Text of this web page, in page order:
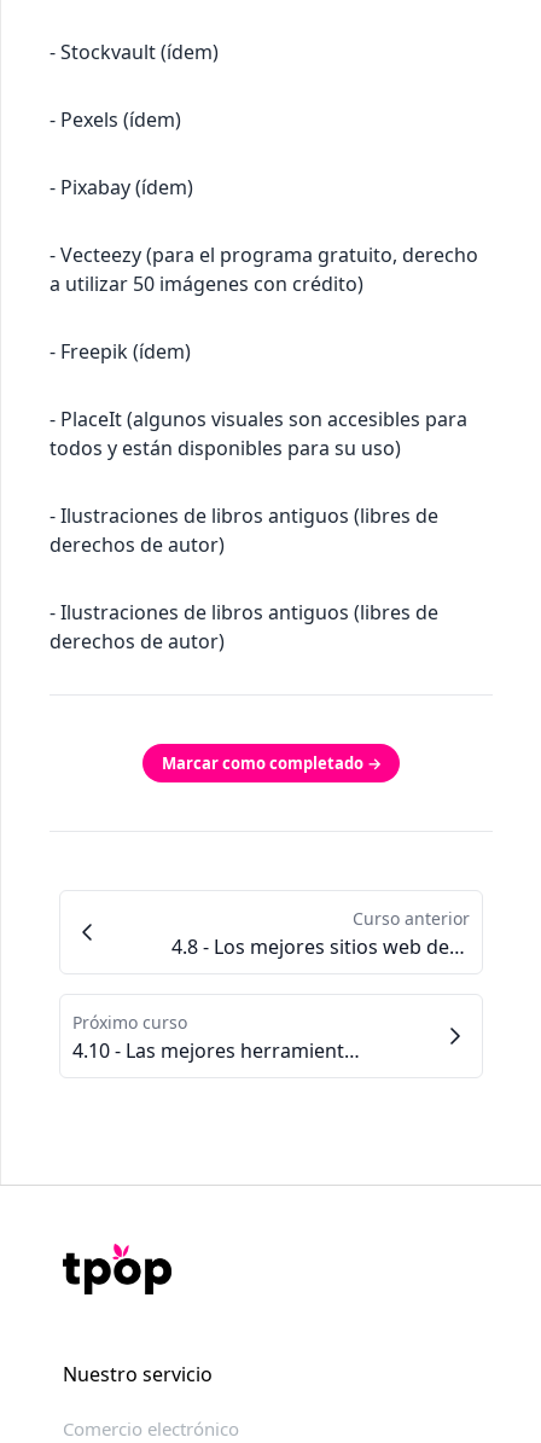
- Stockvault (ídem)
- Pexels (ídem)
- Pixabay (ídem)
- Vecteezy (para el programa gratuito, derecho
a utilizar 50 imágenes con crédito)
- Freepik (ídem)
- PlaceIt (algunos visuales son accesibles para
todos y están disponibles para su uso)
- Ilustraciones de libros antiguos (libres de
derechos de autor)
- Ilustraciones de libros antiguos (libres de
derechos de autor)
Marcar como completado →
Curso anterior
4.8 - Los mejores sitios web de fuentes gratuitas
Próximo curso
4.10 - Las mejores herramientas gráficas gratuitas
Nuestro servicio
Comercio electrónico